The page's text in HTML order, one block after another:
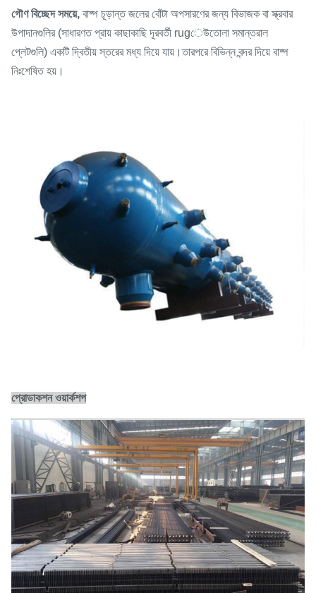
গৌণ বিচ্ছেদ সময়ে, বাষ্প চূড়ান্ত জলের বোঁটা অপসারণের জন্য বিভাজক বা স্ক্রবার
উপাদানগুলির (সাধারণত প্রায় কাছাকাছি দূরবর্তী rugেউতোলা সমান্তরাল
প্লেটগুলি) একটি দ্বিতীয় স্তরের মধ্য দিয়ে যায়।তারপরে বিভিন্ন বন্দর দিয়ে বাষ্প
নিঃশেষিত হয়।
প্রোডাকশন ওয়ার্কশপ